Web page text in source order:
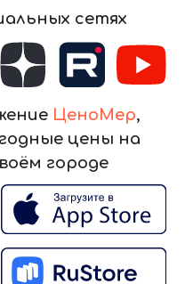
сетях
ЦеноМер,
цены на
городе